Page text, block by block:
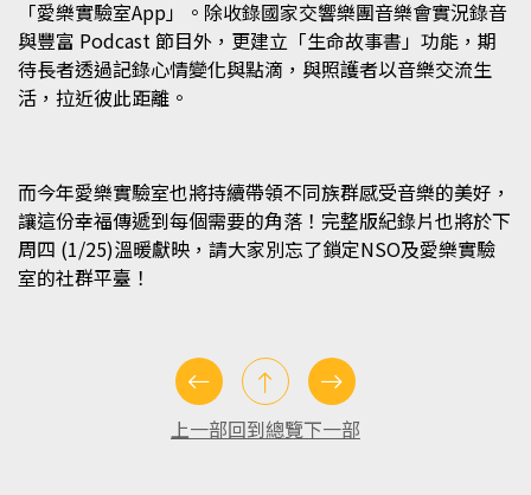
「愛樂實驗室App」。除收錄國家交響樂團音樂會實況錄音
與豐富 Podcast 節目外，更建立「生命故事書」功能，期
待長者透過記錄心情變化與點滴，與照護者以音樂交流生
活，拉近彼此距離。
而今年愛樂實驗室也將持續帶領不同族群感受音樂的美好，
讓這份幸福傳遞到每個需要的角落！完整版紀錄片也將於下
周四 (1/25)溫暖獻映，請大家別忘了鎖定NSO及愛樂實驗
室的社群平臺！
上一部回到總覽下一部